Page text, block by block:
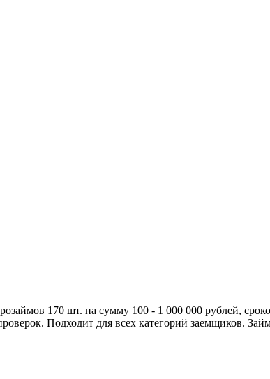
170 шт. на сумму 100 - 1 000 000 рублей,
Подходит для всех категорий заемщиков.